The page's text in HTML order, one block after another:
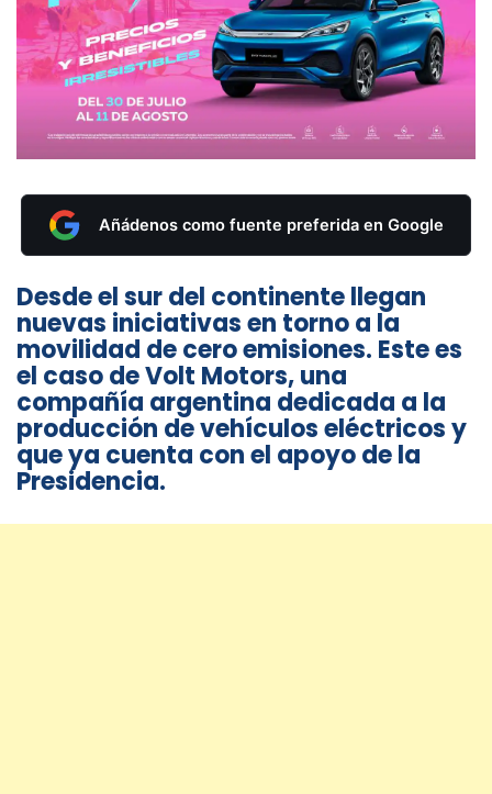
Añádenos como fuente preferida en Google
Desde el sur del continente llegan
nuevas iniciativas en torno a la
movilidad de cero emisiones. Este es
el caso de Volt Motors, una
compañía argentina dedicada a la
producción de vehículos eléctricos y
que ya cuenta con el apoyo de la
Presidencia.